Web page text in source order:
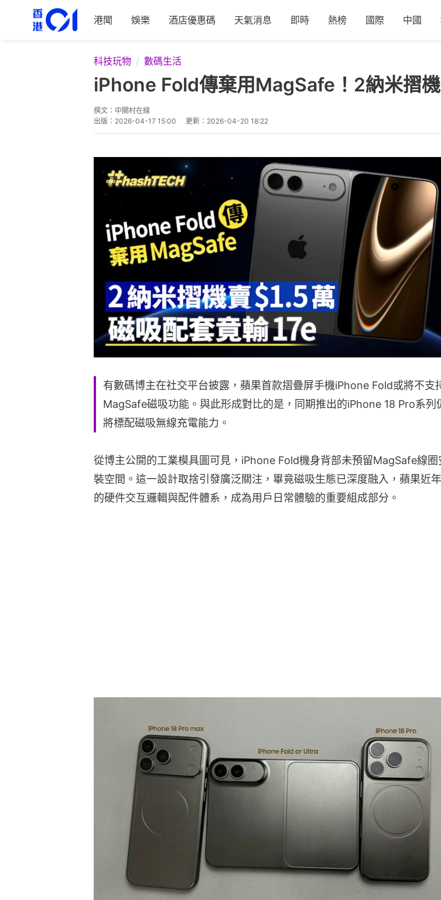
港聞 娛樂 酒店優惠碼 天氣消息 即時 熱榜 國際 中國
科技玩物 數碼生活
iPhone Fold傳棄用MagSafe！2納米摺
撰文： 中關村在線
出版： 2026-04-17 15:00 更新： 2026-04-20 18:22
有數碼博主在社交平台披露，蘋果首款摺疊屏手機iPhone Fold或將不支
MagSafe磁吸功能。與此形成對比的是，同期推出的iPhone 18 Pro系列
將標配磁吸無線充電能力。
從博主公開的工業模具圖可見，iPhone Fold機身背部未預留MagSafe線圈
裝空間。這一設計取捨引發廣泛關注，畢竟磁吸生態已深度融入，蘋果近年
的硬件交互邏輯與配件體系，成為用戶日常體驗的重要組成部分。